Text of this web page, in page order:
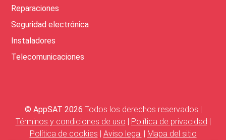
Reparaciones
Seguridad electrónica
Instaladores
Telecomunicaciones
© AppSAT 2026 Todos los derechos reservados |
Términos y condiciones de uso
Política de privacidad
Política de cookies
Aviso legal Mapa del sitio